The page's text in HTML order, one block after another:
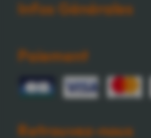
Infos Générales
Paiement
Retrouvez-nous